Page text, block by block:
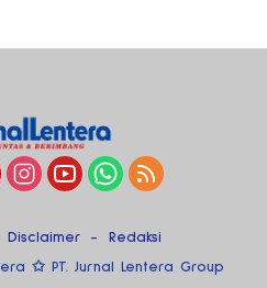
Disclaimer
Redaksi
✩ PT. Jurnal Lentera Group